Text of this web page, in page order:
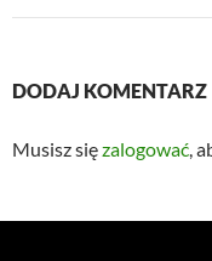
DODAJ KOMENTARZ
Musisz sięzalogować,